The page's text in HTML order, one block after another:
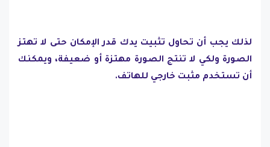
لذلك يجب أن تحاول تثبيت يدك قدر الإمكان حتى لا تهتز
الصورة ولكي لا تنتج الصورة مهتزة أو ضعيفة، ويمكنك
أن تستخدم مثبت خارجي للهاتف.